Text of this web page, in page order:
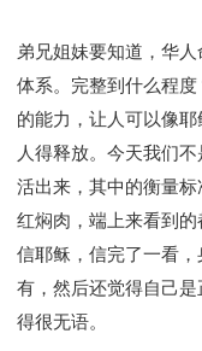
弟兄姐妹要知道，华
体系。完整到什么程
的能力，让人可以像耶
人得释放。今天我们
活出来，其中的衡量
红焖肉，端上来看到
信耶稣，信完了一看
有，然后还觉得自己
得很无语。